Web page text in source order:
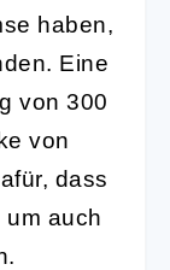
haben,
Eine
von 300
von
dass
um auch